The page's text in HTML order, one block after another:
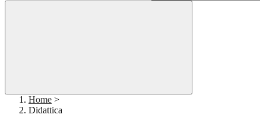
Home >
Didattica